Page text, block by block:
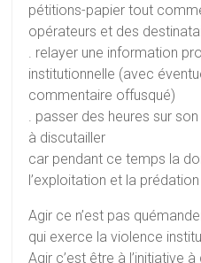
pétitions-papier tout
opérateurs et des
. relayer une information
institutionnelle (avec
commentaire offusqué)
. passer des heures sur
à discutailler
car pendant ce temps la
l’exploitation et la prédation
Agir ce n’est pas
qui exerce la violence
Agir c’est être à l’initiative